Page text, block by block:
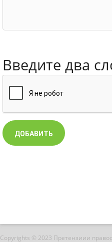
Введите два
Copyrights © 2023 Претензиии